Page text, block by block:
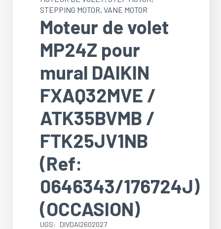
STEPPING MOTOR, VANE MOTOR
Moteur de volet
MP24Z pour
mural DAIKIN
FXAQ32MVE /
ATK35BVMB /
FTK25JV1NB
(Ref:
0646343/176724J)
(OCCASION)
UGS: DIVDAI2602027